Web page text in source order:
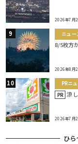
2026年7月
ニュー
8/5枚方
2026年8月2
PRニ
PR 涼
2026年7月
ひ